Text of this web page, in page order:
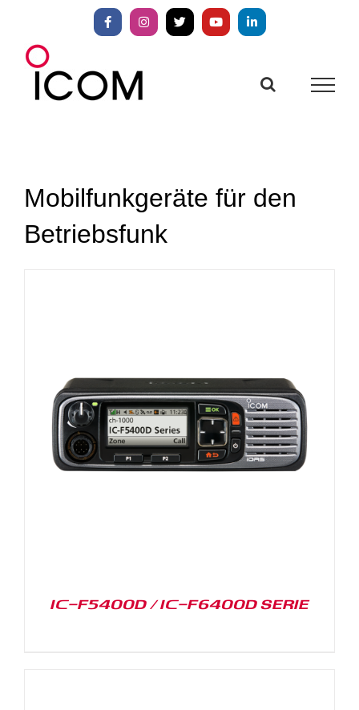
springen
FacebookInstagram
X YouTubeLinkedIn
Mobilfunkgeräte für den
Betriebsfunk
IC-F5400D / IC-F6400D SERIE